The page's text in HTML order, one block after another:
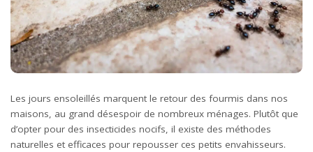
Les jours ensoleillés marquent le retour des fourmis dans nos
maisons, au grand désespoir de nombreux ménages. Plutôt que
d’opter pour des insecticides nocifs, il existe des méthodes
naturelles et efficaces pour repousser ces petits envahisseurs.